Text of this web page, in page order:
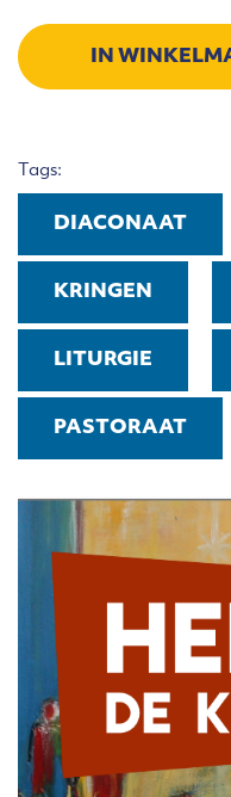
IN
Tags:
DIACONAAT
KRINGEN
LITURGIE
PASTORAAT